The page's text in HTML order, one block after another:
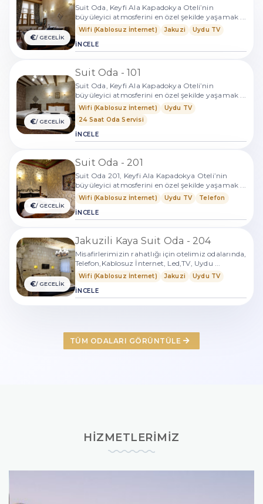
€/ GECELİK
Suit Oda, Keyfi Ala Kapadokya Oteli’nin
büyüleyici atmosferini en özel şekilde yaşamak ...
Wifi (Kablosuz İnternet) Jakuzi
Uydu TV
İNCELE
€/ GECELİK
Suit Oda - 101
Suit Oda, Keyfi Ala Kapadokya Oteli’nin
büyüleyici atmosferini en özel şekilde yaşamak ...
Wifi (Kablosuz İnternet)
Uydu TV
24 Saat Oda Servisi
İNCELE
€/ GECELİK
Suit Oda - 201
Suit Oda 201, Keyfi Ala Kapadokya Oteli’nin
büyüleyici atmosferini en özel şekilde yaşamak ...
Wifi (Kablosuz İnternet) Uydu TV
Telefon
İNCELE
€/ GECELİK
Jakuzili Kaya Suit Oda - 204
Misafirlerimizin rahatlığı için otelimiz odalarında,
Telefon,Kablosuz İnternet, Led,TV, Uydu ...
Wifi (Kablosuz İnternet) Jakuzi
Uydu TV
İNCELE
TÜM ODALARI GÖRÜNTÜLE
HİZMETLERİMİZ